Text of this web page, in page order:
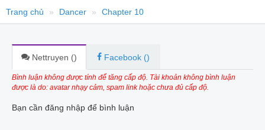
Trang chủ Dancer Chapter 10
Nettruyen () Facebook ()
Bình luận không được tính để tăng cấp độ. Tài khoản không bình luận
được là do: avatar nhạy cảm, spam link hoặc chưa đủ cấp độ.
Bạn cần đăng nhập để bình luận